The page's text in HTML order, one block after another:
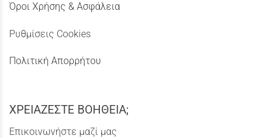
Όροι Χρήσης & Ασφάλεια
Ρυθμίσεις Cookies
Πολιτική Απορρήτου
ΧΡΕΙΑΖΕΣΤΕ ΒΟΗΘΕΙΑ;
Επικοινωνήστε μαζί μας